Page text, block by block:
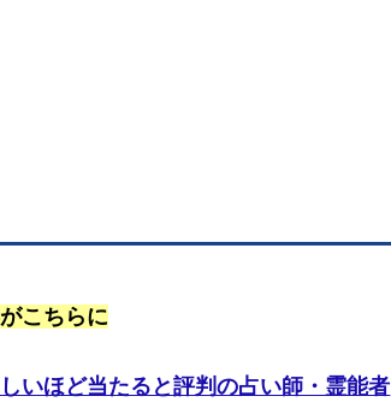
こちらに
いほど当たると評判の占い師・霊能者